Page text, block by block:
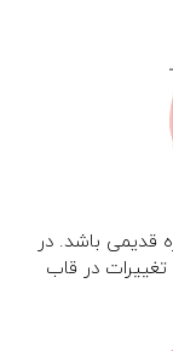
قدیمی باشد. در
در قاب